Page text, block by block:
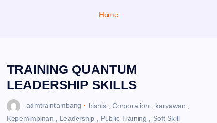
Home
TRAINING QUANTUM
LEADERSHIP SKILLS
admtraintambang bisnis Corporation karyawan
Kepemimpinan
Leadership Public Training
Soft Skill